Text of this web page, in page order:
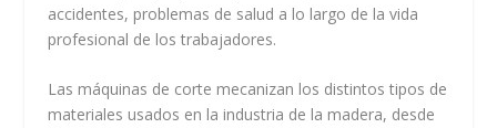
accidentes, problemas de salud a lo largo de la vida
profesional de los trabajadores.
Las máquinas de corte mecanizan los distintos tipos de
materiales usados en la industria de la madera, desde